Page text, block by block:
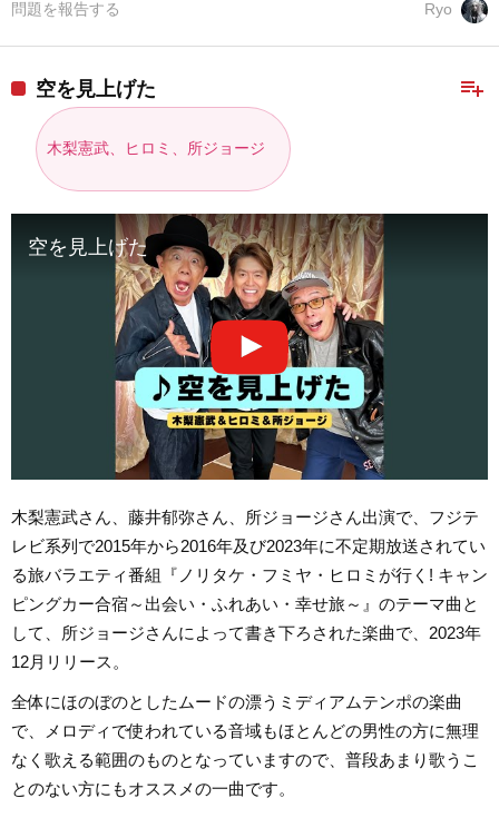
Ryo
問題を報告する
playlist_add
空を見上げた
木梨憲武、ヒロミ、所ジョージ
空を見上げた
木梨憲武さん、藤井郁弥さん、所ジョージさん出演で、フジテ
レビ系列で2015年から2016年及び2023年に不定期放送されてい
る旅バラエティ番組『ノリタケ・フミヤ・ヒロミが行く! キャン
ピングカー合宿～出会い・ふれあい・幸せ旅～』のテーマ曲と
して、所ジョージさんによって書き下ろされた楽曲で、2023年
12月リリース。
全体にほのぼのとしたムードの漂うミディアムテンポの楽曲
で、メロディで使われている音域もほとんどの男性の方に無理
なく歌える範囲のものとなっていますので、普段あまり歌うこ
とのない方にもオススメの一曲です。